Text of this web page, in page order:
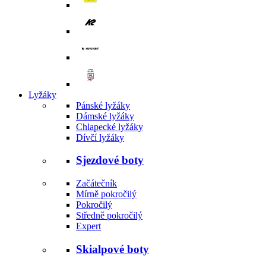
Lyžáky
Pánské lyžáky
Dámské lyžáky
Chlapecké lyžáky
Dívčí lyžáky
Sjezdové boty
Začátečník
Mírně pokročilý
Pokročilý
Středně pokročilý
Expert
Skialpové boty